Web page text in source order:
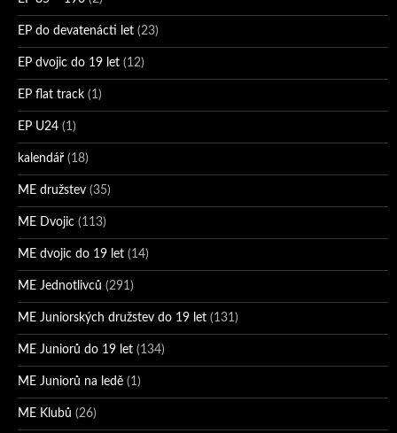
EP do devatenácti let (23)
EP dvojic do 19 let (12)
EP flat track (1)
EP U24 (1)
kalendář (18)
ME družstev (35)
ME Dvojic (113)
ME dvojic do 19 let (14)
ME Jednotlivců (291)
ME Juniorských družstev do 19 let (131)
ME Juniorů do 19 let (134)
ME Juniorů na ledě (1)
ME Klubů (26)